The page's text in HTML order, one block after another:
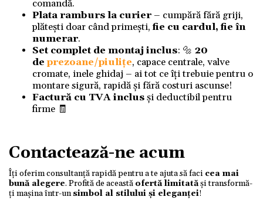
comandă.
Plata ramburs la curier– cumpără fără griji,
plătești doar când primești,fie cu cardul, fie în
numerar.
Set complet de montaj inclus: 🔩 20
deprezoane/piulițe, capace centrale, valve
cromate, inele ghidaj – ai tot ce îți trebuie pentru o
montare sigură, rapidă și fără costuri ascunse!
Factură cu TVA inclusși deductibil pentru
firme 🧾
Contactează-ne acum
Îți oferim consultanță rapidă pentru a te ajuta să faci cea mai
bună alegere. Profită de această ofertă limitatăși transformă-
ți mașina într-unsimbol al stilului și eleganței!